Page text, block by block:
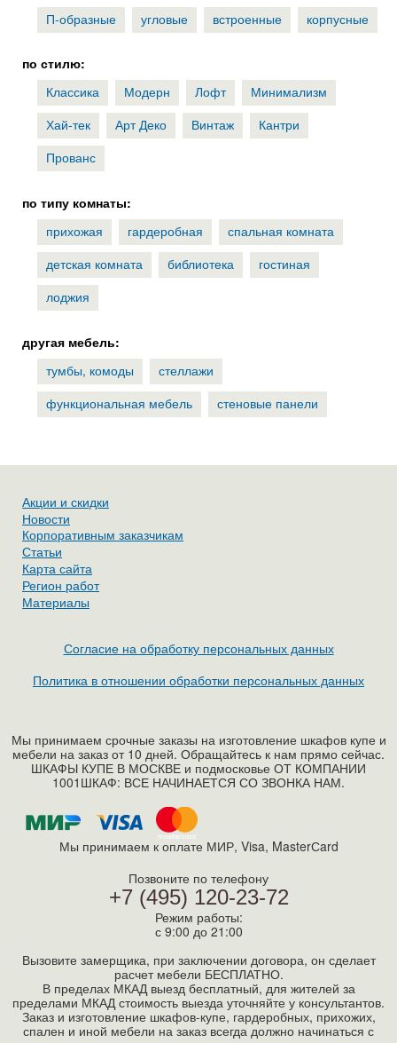
П-образные
угловые встроенные корпусные
по стилю:
Классика
Модерн Лофт
Минимализм
Хай-тек
Арт Деко Винтаж
Кантри
Прованс
по типу комнаты:
прихожая
гардеробная
спальная комната
детская комната
библиотека
гостиная
лоджия
другая мебель:
тумбы, комоды
стеллажи
функциональная мебель
стеновые панели
Акции и скидки
Новости
Корпоративным заказчикам
Статьи
Карта сайта
Регион работ
Материалы
Согласие на обработку персональных данных
Политика в отношении обработки персональных данных
Мы принимаем срочные заказы на изготовление шкафов купе и
мебели на заказ от 10 дней. Обращайтесь к нам прямо сейчас.
ШКАФЫ КУПЕ В МОСКВЕ и подмосковье ОТ КОМПАНИИ
1001ШКАФ: ВСЕ НАЧИНАЕТСЯ СО ЗВОНКА НАМ.
Мы принимаем к оплате МИР, Visa, MasterСard
Позвоните по телефону
+7 (495) 120-23-72
Режим работы:
с 9:00 до 21:00
Вызовите замерщика, при заключении договора, он сделает
расчет мебели БЕСПЛАТНО.
В пределах МКАД выезд бесплатный, для жителей за
пределами МКАД стоимость выезда уточняйте у консультантов.
Заказ и изготовление шкафов-купе, гардеробных, прихожих,
спален и иной мебели на заказ всегда должно начинаться с